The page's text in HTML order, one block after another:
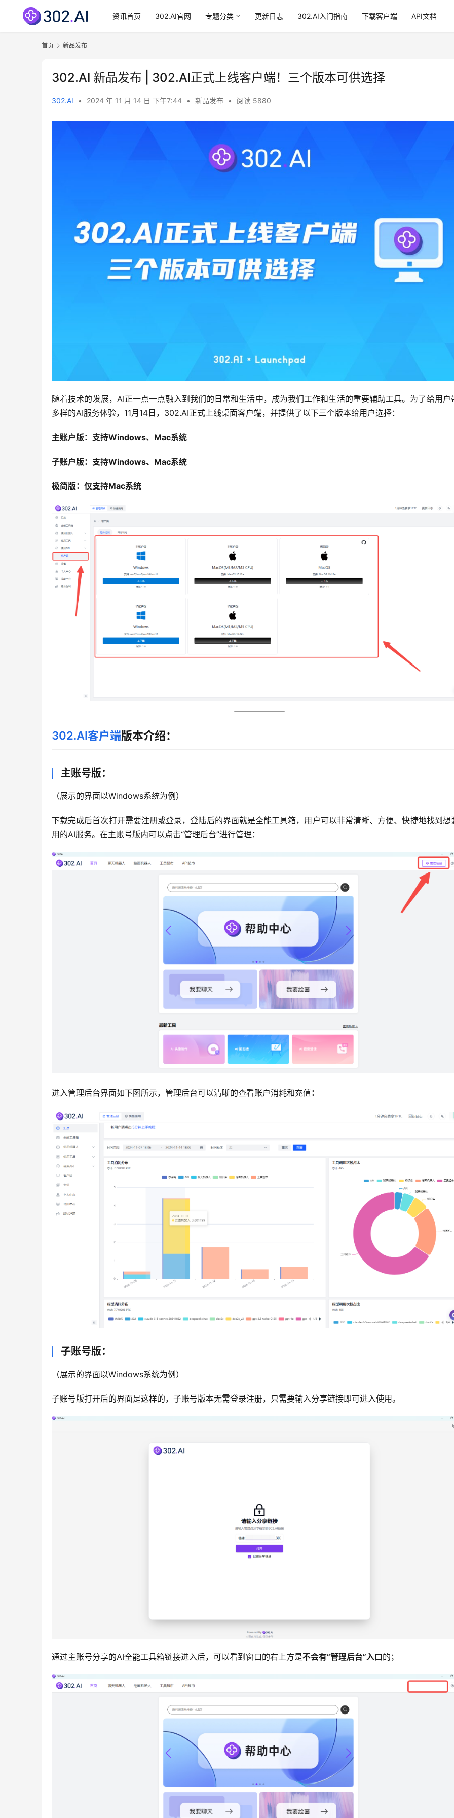
资讯首页 302.AI官网 专题分类 更新日志 302.AI入门指南 下载客户端 API文档
首页 新品发布
302.AI 新品发布 | 302.AI正式上线客户端！三个版本可供选择
302.AI • 2024 年 11 月 14 日 下午7:44 • 新品发布 • 阅读 5880
随着技术的发展，AI正一点一点融入到我们的日常和生活中，成为我们工作和生活的重要辅助工具。为了给用户
多样的AI服务体验，11月14日，302.AI正式上线桌面客户端，并提供了以下三个版本给用户选择：
主账户版：支持Windows、Mac系统
子账户版：支持Windows、Mac系统
极简版：仅支持Mac系统
302.AI客户端版本介绍：
主账号版：
（展示的界面以Windows系统为例）
下载完成后首次打开需要注册或登录，登陆后的界面就是全能工具箱，用户可以非常清晰、方便、快捷地找到想
用的AI服务。在主账号版内可以点击“管理后台”进行管理：
进入管理后台界面如下图所示，管理后台可以清晰的查看账户消耗和充值：
子账号版：
（展示的界面以Windows系统为例）
子账号版打开后的界面是这样的，子账号版本无需登录注册，只需要输入分享链接即可进入使用。
通过主账号分享的AI全能工具箱链接进入后，可以看到窗口的右上方是不会有“管理后台”入口的；